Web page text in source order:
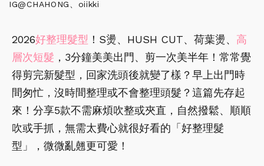
IG@CHAHONG、oiikki
2026好整理髮型 ！S燙、HUSH CUT、荷葉燙、 高
層次短髮 ，3分鐘美美出門、剪一次美半年！常常覺
得剪完新髮型，回家洗頭後就變了樣？早上出門時
間匆忙，沒時間整理或不會整理頭髮？這篇先存起
來！分享5款不需麻煩吹整或夾直，自然撥鬆、順順
吹或手抓，無需太費心就很好看的「好整理髮
型」，微微亂翹更可愛！